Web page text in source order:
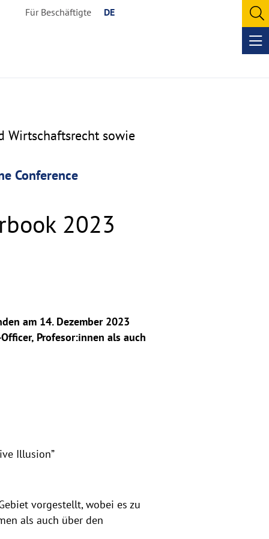
Für Beschäftigte DE
Wirtschaftsrecht sowie
Conference
2023
am 14. Dezember 2023
Profesor:innen als auch
Illusion”
vorgestellt, wobei es zu
als auch über den